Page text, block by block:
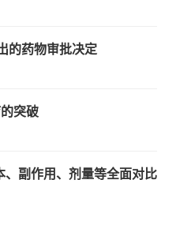
的药物审批决定
突破
副作用、剂量等全面对比